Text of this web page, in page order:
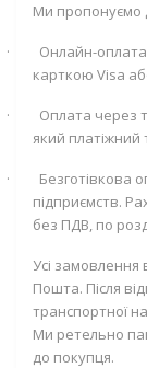
Ми пропонуємо
·
Онлайн-
карткою Visa
·
Оплата через
який платіжний
·
Безготівкова
підприємств.
без ПДВ, по
Усі
Пошта. Після
транспортної
Ми ретельно
до покупця.